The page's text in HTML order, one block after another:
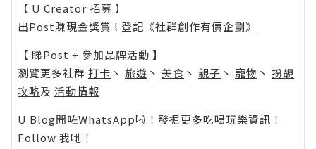
【 U Creator 招募 】
出Post賺現金獎賞 l 登記《社群創作有價企劃》
【 睇Post + 參加品牌活動 】
瀏覽更多社群 打卡 丶 旅遊 丶 美食 丶 親子 丶 寵物 丶 扮靚
攻略及 活動情報
U Blog開咗WhatsApp啦！發掘更多吃喝玩樂資訊！
Follow 我哋 ！